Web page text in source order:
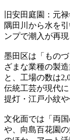
旧安田庭園：元
隅田川から水を
ンプで潮入が再現
墨田区は「もの
ざまな業種の製
と、工場の数は
伝統工芸が現代
提灯・江戸小紋や
文化面では「両
や、向島百花園